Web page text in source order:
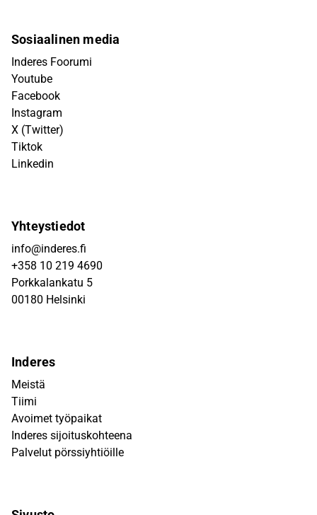
Sosiaalinen media
Inderes Foorumi
Youtube
Facebook
Instagram
X (Twitter)
Tiktok
Linkedin
Yhteystiedot
info@inderes.fi
+358 10 219 4690
Porkkalankatu 5
00180 Helsinki
Inderes
Meistä
Tiimi
Avoimet työpaikat
Inderes sijoituskohteena
Palvelut pörssiyhtiöille